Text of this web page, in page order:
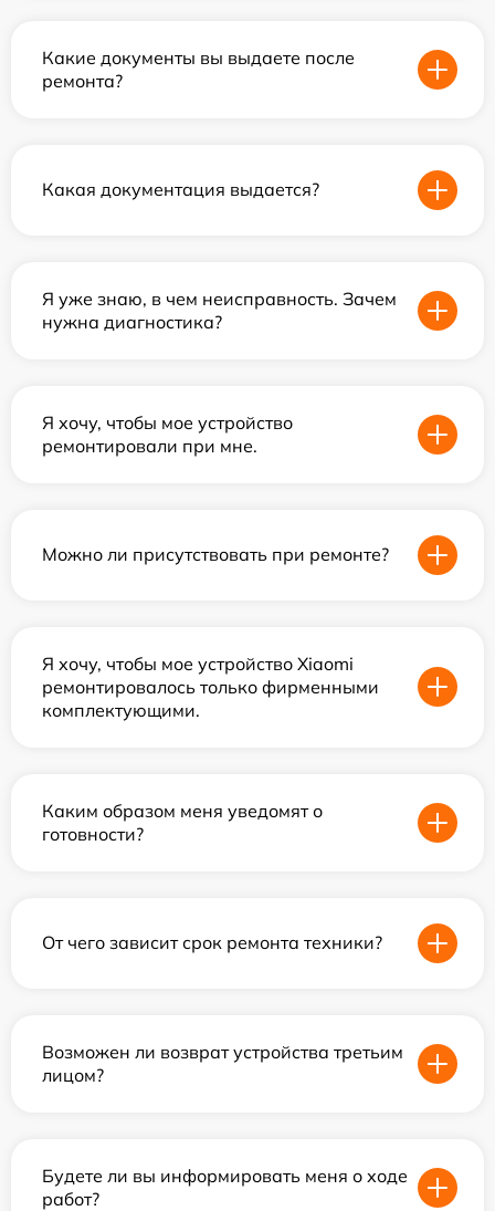
Какие документы вы выдаете после
ремонта?
Какая документация выдается?
Я уже знаю, в чем неисправность. Зачем
нужна диагностика?
Я хочу, чтобы мое устройство
ремонтировали при мне.
Можно ли присутствовать при ремонте?
Я хочу, чтобы мое устройство Xiaomi
ремонтировалось только фирменными
комплектующими.
Каким образом меня уведомят о
готовности?
От чего зависит срок ремонта техники?
Возможен ли возврат устройства третьим
лицом?
Будете ли вы информировать меня о ходе
работ?